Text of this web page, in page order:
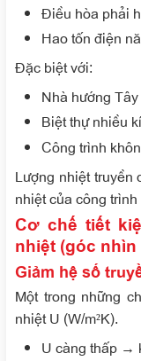
Điều hòa phải
Hao tốn điện
Đặc biệt với:
Nhà hướng Tây
Biệt thự nhiều
Công trình
Lượng nhiệt truyền
nhiệt của công trình
Cơ chế tiết
nhiệt (góc
Giảm hệ số
Một trong những
nhiệt U (W/m²K).
U càng thấp →